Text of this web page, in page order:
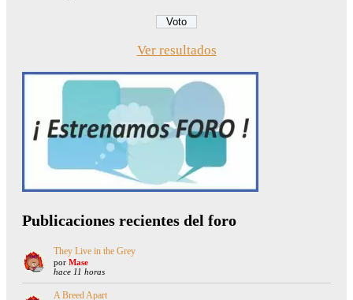
Ver resultados
Publicaciones recientes del foro
They Live in the Grey
por Mase
hace 11 horas
A Breed Apart